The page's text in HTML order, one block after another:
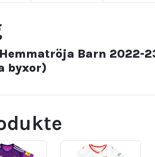
Barn 2022-
byxor)